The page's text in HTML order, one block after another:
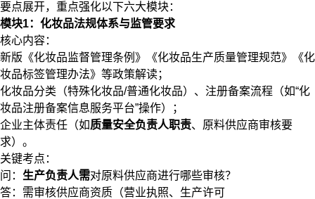
要点展开，重点强化以下六大模块：
模块1：化妆品法规体系与监管要求
​​核心内容​​：
新版《化妆品监督管理条例》《化妆品生产质量管理规范》《化
妆品标签管理办法》等政策解读；
化妆品分类（特殊化妆品/普通化妆品）、注册备案流程（如“化
妆品注册备案信息服务平台”操作）；
企业主体责任（如质量安全负责人职责、原料供应商审核要
求）。
​​关键考点​​：
问： 生产负责人需对原料供应商进行哪些审核？
答：需审核供应商资质（营业执照、生产许可